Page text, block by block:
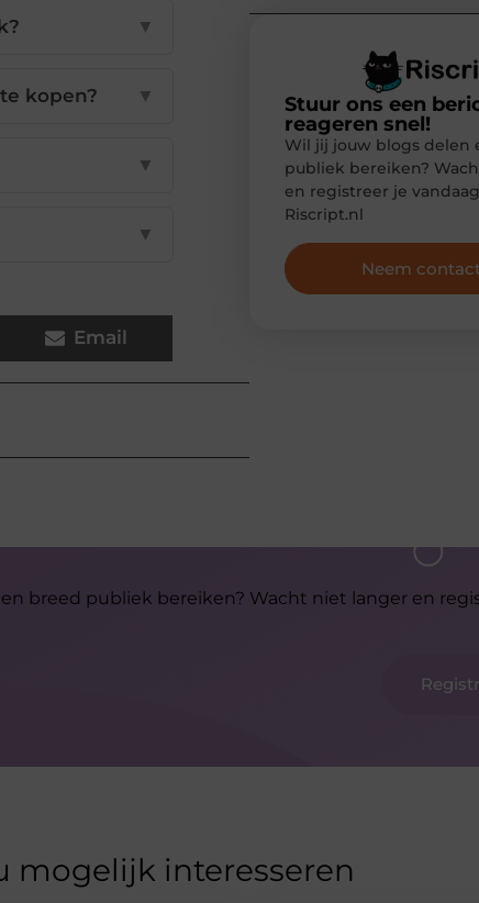
▼
kopen? ▼
▼
▼
Email
Stuur ons een
reageren snel!
Wil jij jouw blogs delen
publiek bereiken?
en registreer je
Riscript.nl
Neem
breed publiek bereiken? Wacht niet langer en
mogelijk interesseren